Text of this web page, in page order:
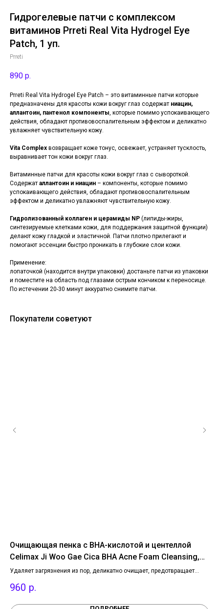
Гидрогелевые патчи с комплексом
витаминов Prreti Real Vita Hydrogel Eye
Patch, 1 уп.
Prreti
890 р.
Prreti Real Vita Hydrogel Eye Patch – это витаминные патчи которые
предназначены для красоты кожи вокруг глаз содержат ниацин,
аллантоин, пантенол компоненты, которые помимо успокаивающего
действия, обладают противовоспалительным эффектом и деликатно
увлажняет чувствительную кожу.
Vita Complex возвращает коже тонус, освежает, устраняет тусклость,
выравнивает тон кожи вокруг глаз.
Витаминные патчи для красоты кожи вокруг глаз с сывороткой.
Содержат аллантоин и ниацин – компоненты, которые помимо
успокаивающего действия, обладают противовоспалительным
эффектом и деликатно увлажняют чувствительную кожу.
Гидролизованный коллаген и церамиды NP (липиды-жиры,
синтезируемые клетками кожи, для поддержания защитной функции)
делают кожу гладкой и эластичной. Патчи плотно прилегают и
помогают эссенции быстро проникать в глубокие слои кожи.
Применение:
лопаточкой (находится внутри упаковки) достаньте патчи из упаковки
и поместите на область под глазами острым кончиком к переносице.
По истечении 20-30 минут аккуратно снимите патчи.
Покупатели советуют
Очищающая пенка с BHA-кислотой и центеллой
Celimax Ji Woo Gae Cica BHA Acne Foam Cleansing,
150 мл
Удаляет загрязнения из пор, деликатно очищает, предотвращает
Содержит BHA-кислоту (0.45%), центеллу азиатскую, пантенол и лизат
бифидобактерий.
960 р.